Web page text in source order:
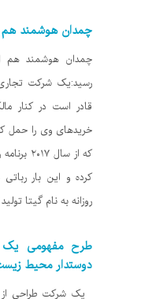
چمدان هوشمند هم
چمدان هوشمند هم
رسید:یک شرکت
قادر است در کنار
خریدهای وی را حمل
که از
کرده و این بار
روزانه به نام گیتا
طرح مفهومی یک
دوستدار محیط
یک شرکت طراحی